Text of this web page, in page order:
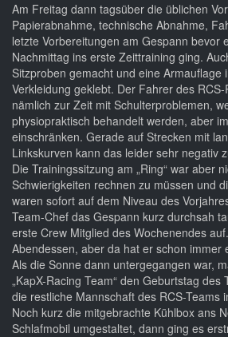
Am Freitag dann tagsüber die üblichen
Papierabnahme, technische Abnahme,
letzte Vorbereitungen am Gespann bevor
Nachmittag ins erste Zeittraining ging.
Sitzproben gemacht und eine Armauflage
Verkleidung geklebt. Der Fahrer des
nämlich zur Zeit mit Schulterproblemen,
physiopraktisch behandelt werden, aber
einschränken. Gerade auf Strecken mit
Linkskurven kann das leider sehr negativ
Die Trainingssitzung am „Ring“ war aber
Schwierigkeiten rechnen zu müssen und
waren sofort auf dem Niveau des
Team-Chef das Gespann kurz durchsah
erste Crew Mitglied des Wochenendes
Abendessen, aber da hat er schon immer
Als die Sonne dann untergegangen war,
„KapX-Racing Team“ den Geburtstag
die restliche Mannschaft des RCS-Teams
Noch kurz die mitgebrachte Kühlbox ans
Schlafmobil umgestaltet, dann ging es